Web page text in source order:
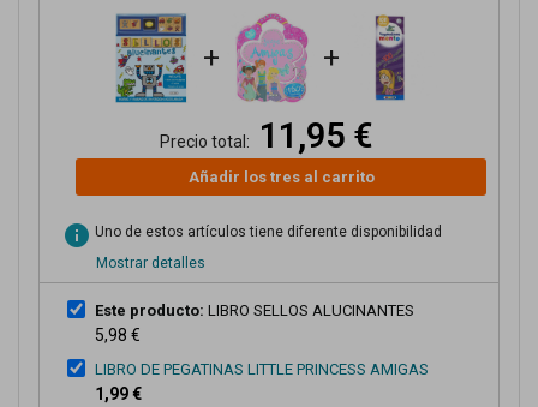
+ +
Precio total: 11,95 €
Añadir los tres al carrito
info Uno de estos artículos tiene diferente disponibilidad
Mostrar detalles
Este producto: LIBRO SELLOS ALUCINANTES
5,98 €
LIBRO DE PEGATINAS LITTLE PRINCESS AMIGAS
1,99 €